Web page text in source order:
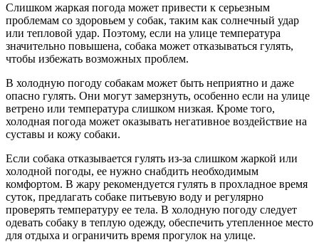
Слишком жаркая погода может привести к серьезным
проблемам со здоровьем у собак, таким как солнечный удар
или тепловой удар. Поэтому, если на улице температура
значительно повышена, собака может отказываться гулять,
чтобы избежать возможных проблем.
В холодную погоду собакам может быть неприятно и даже
опасно гулять. Они могут замерзнуть, особенно если на улице
ветрено или температура слишком низкая. Кроме того,
холодная погода может оказывать негативное воздействие на
суставы и кожу собаки.
Если собака отказывается гулять из-за слишком жаркой или
холодной погоды, ее нужно снабдить необходимым
комфортом. В жару рекомендуется гулять в прохладное время
суток, предлагать собаке питьевую воду и регулярно
проверять температуру ее тела. В холодную погоду следует
одевать собаку в теплую одежду, обеспечить утепленное место
для отдыха и ограничить время прогулок на улице.